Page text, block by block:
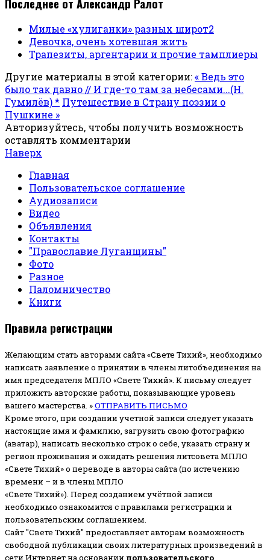
Милые «хулиганки» разных широт2
Девочка, очень хотевшая жить
Трапезиты, аргентарии и прочие тамплиеры
Другие материалы в этой категории:« Ведь это
было так давно // И где-то там за небесами...(Н.
Гумилёв) * Путешествие в Страну поэзии о
Пушкине »
Авторизуйтесь, чтобы получить возможность
оставлять комментарии
Наверх
Главная
Пользовательское соглашение
Аудиозаписи
Видео
Объявления
Контакты
"Православие Луганщины"
Фото
Разное
Паломничество
Книги
Правила регистрации
Желающим стать авторами сайта «Свете Тихий», необходимо
написать заявление о принятии в члены литобъединения на
имя председателя МПЛО «Свете Тихий». К письму следует
приложить авторские работы, показывающие уровень
вашего мастерства. »ОТПРАВИТЬ ПИСЬМО
Кроме этого, при создании учетной записи следует указать
настоящие имя и фамилию, загрузить свою фотографию
(аватар), написать несколько строк о себе, указать страну и
регион проживания и ожидать решения литсовета МПЛО
«Свете Тихий» о переводе в авторы сайта (по истечению
времени – и в члены МПЛО
«Свете Тихий»). Перед созданием учётной записи
необходимо ознакомится с правилами регистрации и
пользовательским соглашением.
Сайт "Свете Тихий" предоставляет авторам возможность
свободной публикации своих литературных произведений в
сети Интернет на основании пользовательского